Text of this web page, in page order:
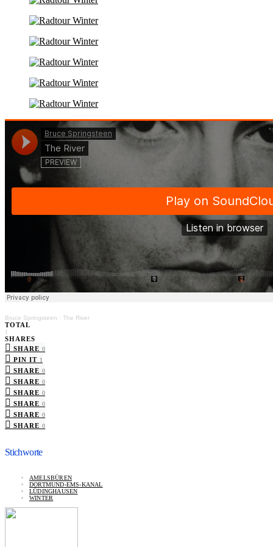
Bruce Springsteen · The River
TOTAL
1
SHARES
SHARE 0
PIN IT 1
SHARE 0
SHARE 0
SHARE 0
SHARE 0
SHARE 0
SHARE 0
Stichworte
AMELSBÜREN
DORTMUND-EMS-KANAL
LÜDINGHAUSEN
WINTER